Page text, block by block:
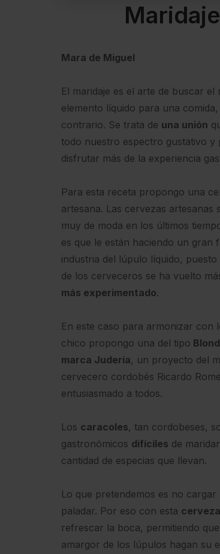
Mara de Miguel
El maridaje es el arte de buscar el
elemento líquido para una
contrario. Se trata de una unión
todo nuestro espectro gustativo y
disfrutar más de la experiencia
Para esta receta propongo una
artesana. Las cervezas artesanas
muy de moda en los últimos
es que le están haciendo un gran
industria del lúpulo líquido, puesto
de los cerveceros se ha vuelto
más experimentado.
En este caso para armonizar con
chico propongo una del tipo
marca Judería, un proyecto del
cervecero cordobés Ricardo
entusiasmado a todos.
Los caracoles, tan cordobeses,
gastronómicos difíciles de
cantidad de especias que llevan.
Lo que pretendemos es no cargar
paladar. Por eso con esta cerveza
refrescar la boca, permitiendo
amargor de los lúpulos hagan su